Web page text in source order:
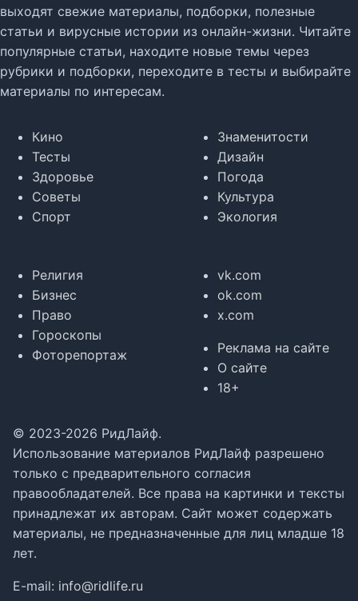
выходят свежие материалы, подборки, полезные
статьи и вирусные истории из онлайн-жизни. Читайте
популярные статьи, находите новые темы через
рубрики и подборки, переходите в тесты и выбирайте
материалы по интересам.
Кино
Тесты
Здоровье
Советы
Спорт
Знаменитости
Дизайн
Погода
Культура
Экология
Религия
Бизнес
Право
Гороскопы
Фоторепортаж
vk.com
ok.com
x.com
Реклама на сайте
О сайте
18+
© 2023-2026 РидЛайф.
Использование материалов РидЛайф разрешено
только с предварительного согласия
правообладателей. Все права на картинки и тексты
принадлежат их авторам. Сайт может содержать
материалы, не предназначенные для лиц младше 18
лет.
E-mail: info@ridlife.ru